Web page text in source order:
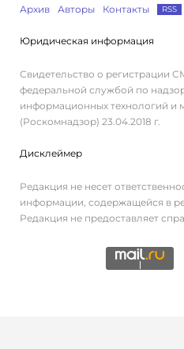
Архив
Авторы Контакты RSS
Юридическая информация
Свидетельство о регистрации
федеральной службой по
информационных технологий и
(Роскомнадзор) 23.04.2018 г.
Дисклеймер
Редакция не несет
информации, содержащейся в
Редакция не предоставляет